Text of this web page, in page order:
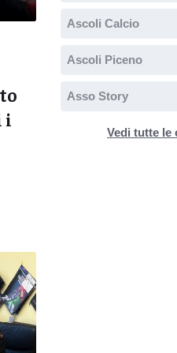
i
Ascoli Calcio
Ascoli Piceno
Asso Story
Vedi tutte le